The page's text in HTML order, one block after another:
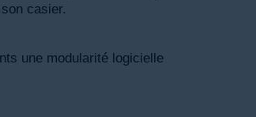
casier.
une modularité logicielle